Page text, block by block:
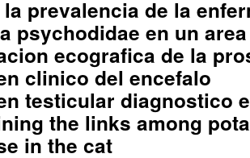
prevalencia de la
psychodidae en un
ecografica de la
clinico del encefalo
testicular diagnostico
the links among
in the cat